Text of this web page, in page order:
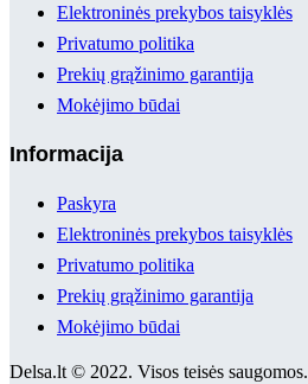
Elektroninės prekybos taisyklės
Privatumo politika
Prekių grąžinimo garantija
Mokėjimo būdai
Informacija
Paskyra
Elektroninės prekybos taisyklės
Privatumo politika
Prekių grąžinimo garantija
Mokėjimo būdai
Delsa.lt © 2022. Visos teisės saugomos.